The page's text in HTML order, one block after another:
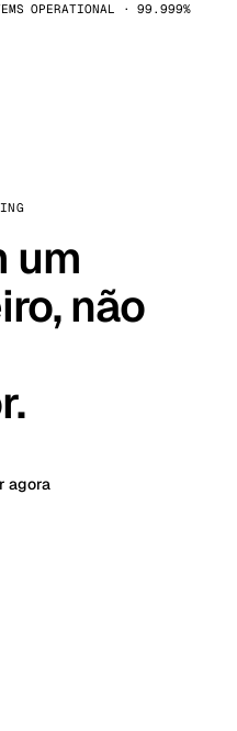
OPERATIONAL · 99.999%
um
não
agora